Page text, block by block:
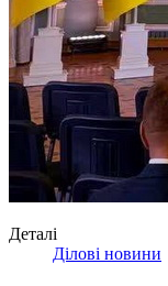
Деталі
Ділові новини